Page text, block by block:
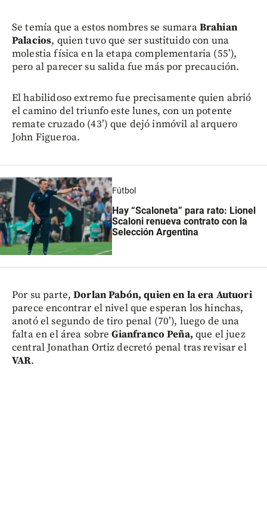
Se temía que a estos nombres se sumaraBrahian
Palacios, quien tuvo que ser sustituido con una
molestia física en la etapa complementaria (55’),
pero al parecer su salida fue más por precaución.
El habilidoso extremo fue precisamente quien abrió
el camino del triunfo este lunes, con un potente
remate cruzado (43’) que dejó inmóvil al arquero
John Figueroa.
Fútbol
Hay “Scaloneta” para rato: Lionel
Scaloni renueva contrato con la
Selección Argentina
Por su parte,Dorlan Pabón, quien en la era Autuori
parece encontrar el nivel que esperan los hinchas,
anotó el segundo de tiro penal (70’), luego de una
falta en el área sobreGianfranco Peña, que el juez
central Jonathan Ortiz decretó penal tras revisar el
VAR.